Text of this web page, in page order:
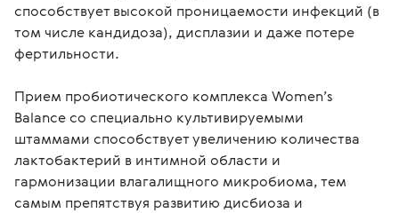
способствует высокой проницаемости инфекций (в
том числе кандидоза), дисплазии и даже потере
фертильности.
Прием пробиотического комплекса Women’s
Balance со специально культивируемыми
штаммами способствует увеличению количества
лактобактерий в интимной области и
гармонизации влагалищного микробиома, тем
самым препятствуя развитию дисбиоза и